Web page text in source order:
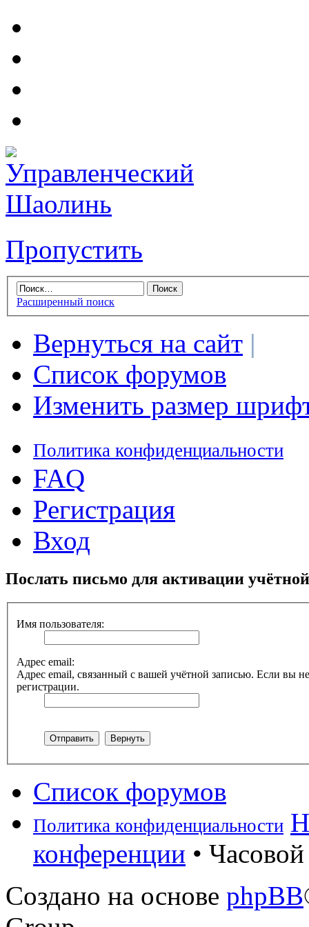
Пропустить
Расширенный поиск
Вернуться на сайт |
Список форумов
Изменить размер
Политика конфиденциальности
FAQ
Регистрация
Вход
Послать письмо для активации
Имя пользователя:
Адрес email:
Адрес email, связанный с вашей учётной записью. Если вы
регистрации.
Список форумов
Политика конфиденциальности
конференции •
Создано на основе phpBB